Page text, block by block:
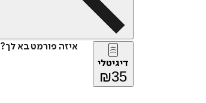
איזה פורמט בא לך?
דיגיטלי
₪35